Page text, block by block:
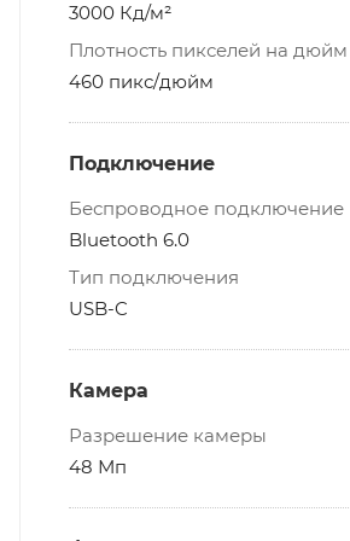
3000 Кд/м²
Плотность пикселей на дюйм
460 пикс/дюйм
Подключение
Беспроводное подключение
Bluetooth 6.0
Тип подключения
USB-C
Камера
Разрешение камеры
48 Мп